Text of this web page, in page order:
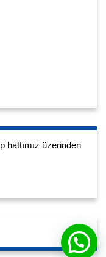
hattımız üzerinden